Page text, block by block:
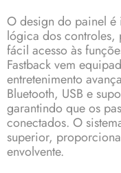
O design do painel
lógica dos controles,
fácil acesso às
Fastback vem
entretenimento
Bluetooth, USB e
garantindo que os
conectados. O
superior,
envolvente.